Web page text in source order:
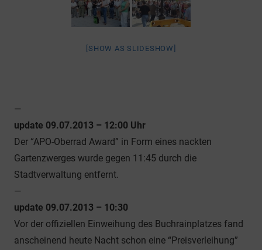
[SHOW AS SLIDESHOW]
—
update 09.07.2013 – 12:00 Uhr
Der “APO-Oberrad Award” in Form eines nackten
Gartenzwerges wurde gegen 11:45 durch die
Stadtverwaltung entfernt.
—
update 09.07.2013 – 10:30
Vor der offiziellen Einweihung des Buchrainplatzes fand
anscheinend heute Nacht schon eine “Preisverleihung”